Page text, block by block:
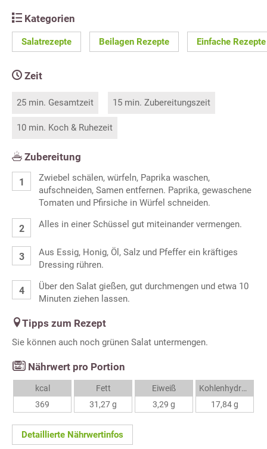
Kategorien
Salatrezepte Beilagen Rezepte Einfache Rezepte
Zeit
25 min. Gesamtzeit 15 min. Zubereitungszeit
10 min. Koch & Ruhezeit
Zubereitung
Zwiebel schälen, würfeln, Paprika waschen,
aufschneiden, Samen entfernen. Paprika, gewaschene
Tomaten und Pfirsiche in Würfel schneiden.
Alles in einer Schüssel gut miteinander vermengen.
Aus Essig, Honig, Öl, Salz und Pfeffer ein kräftiges
Dressing rühren.
Über den Salat gießen, gut durchmengen und etwa 10
Minuten ziehen lassen.
Tipps zum Rezept
Sie können auch noch grünen Salat untermengen.
Nährwert pro Portion
kcal
369
Fett
31,27 g
Eiweiß
3,29 g
Kohlenhydrate
17,84 g
Detaillierte Nährwertinfos